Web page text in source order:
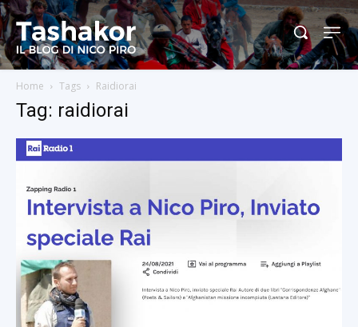
Home Tags Raidiorai
Tag: raidiorai